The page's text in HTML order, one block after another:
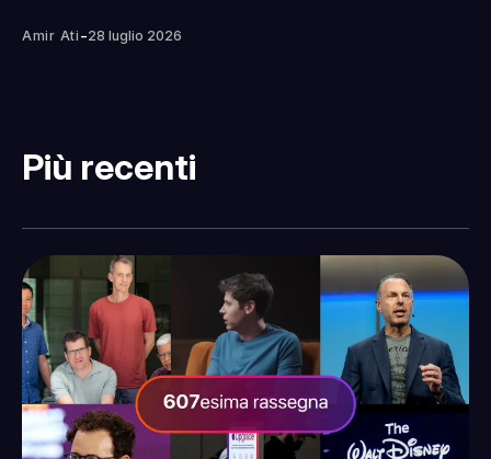
Amir Ati -28 luglio 2026
Più recenti